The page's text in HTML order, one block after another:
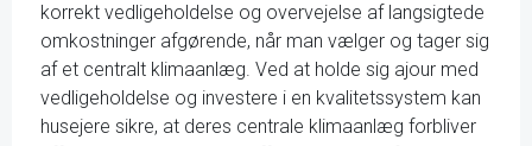
korrekt vedligeholdelse og overvejelse af langsigtede
omkostninger afgørende, når man vælger og tager sig
af et centralt klimaanlæg. Ved at holde sig ajour med
vedligeholdelse og investere i en kvalitetssystem kan
husejere sikre, at deres centrale klimaanlæg forbliver